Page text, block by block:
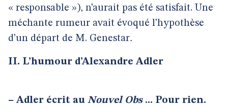
« responsable »), n’aurait pas été satisfait. Une
méchante rumeur avait évoqué l’hypothèse
d’un départ de M. Genestar.
II. L’humour d’Alexandre Adler
– Adler écrit au Nouvel Obs ... Pour rien.